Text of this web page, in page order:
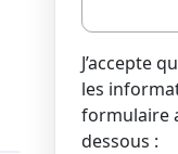
J’accepte
les
formulaire
dessous :